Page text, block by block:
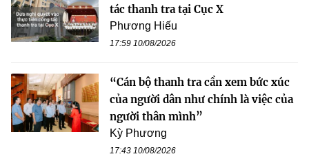
tác thanh tra tại Cục X
Phương Hiếu
17:59 10/08/2026
“Cán bộ thanh tra cần xem bức xúc
của người dân như chính là việc của
người thân mình”
Kỳ Phương
17:43 10/08/2026